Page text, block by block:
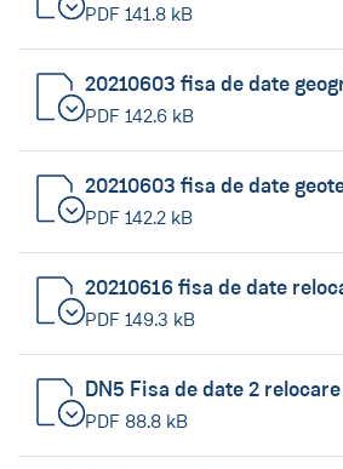
PDF 141.8 kB
20210603 fisa de date
PDF 142.6 kB
20210603 fisa de date
PDF 142.2 kB
20210616 fisa de date
PDF 149.3 kB
DN5 Fisa de date 2
PDF 88.8 kB